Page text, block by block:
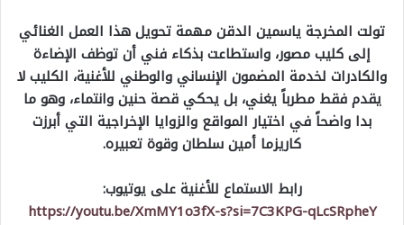
تولت المخرجة ياسمين الدقن مهمة تحويل هذا العمل الغنائي
إلى كليب مصور، واستطاعت بذكاء فني أن توظف الإضاءة
والكادرات لخدمة المضمون الإنساني والوطني للأغنية، الكليب لا
يقدم فقط مطرباً يغني، بل يحكي قصة حنين وانتماء، وهو ما
بدا واضحاً في اختيار المواقع والزوايا الإخراجية التي أبرزت
كاريزما أمين سلطان وقوة تعبيره.
رابط الاستماع للأغنية على يوتيوب:
https://youtu.be/XmMY1o3fX-s?si=7C3KPG-qLcSRpheY